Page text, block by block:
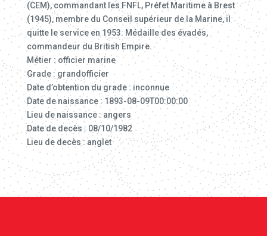
(CEM), commandant les FNFL, Préfet Maritime à Brest
(1945), membre du Conseil supérieur de la Marine, il
quitte le service en 1953. Médaille des évadés,
commandeur du British Empire.
Métier : officier marine
Grade : grandofficier
Date d’obtention du grade : inconnue
Date de naissance : 1893-08-09T00:00:00
Lieu de naissance : angers
Date de decès : 08/10/1982
Lieu de decès : anglet